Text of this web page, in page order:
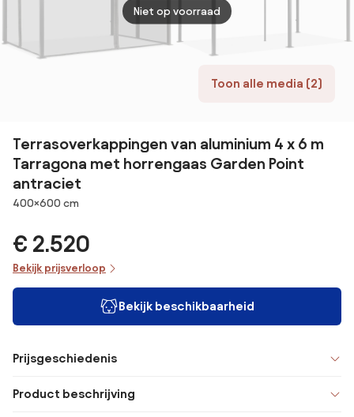
Toon alle media (2)
Niet op voorraad
Terrasoverkappingen van aluminium 4 x 6 m
Tarragona met horrengaas Garden Point
antraciet
Afmetingen
400×600 cm
€ 2.520
Bekijk prijsverloop
Bekijk beschikbaarheid
Prijsgeschiedenis
Product beschrijving